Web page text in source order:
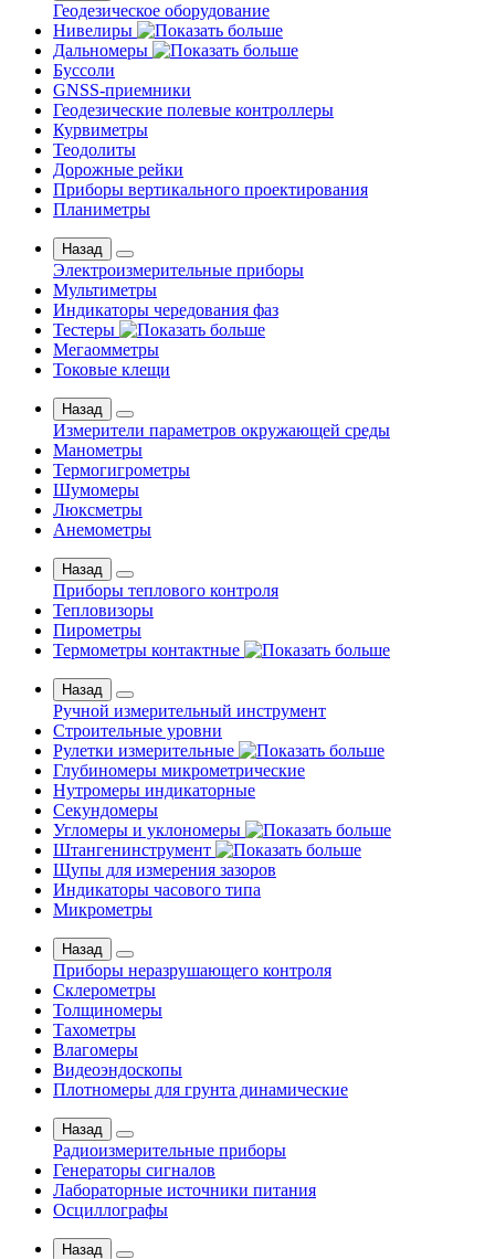
Геодезическое оборудование
Нивелиры
Дальномеры
Буссоли
GNSS-приемники
Геодезические полевые контроллеры
Курвиметры
Теодолиты
Дорожные рейки
Приборы вертикального проектирования
Планиметры
Назад
Электроизмерительные приборы
Мультиметры
Индикаторы чередования фаз
Тестеры
Мегаомметры
Токовые клещи
Назад
Измерители параметров окружающей среды
Манометры
Термогигрометры
Шумомеры
Люксметры
Анемометры
Назад
Приборы теплового контроля
Тепловизоры
Пирометры
Термометры контактные
Назад
Ручной измерительный инструмент
Строительные уровни
Рулетки измерительные
Глубиномеры микрометрические
Нутромеры индикаторные
Секундомеры
Угломеры и уклономеры
Штангенинструмент
Щупы для измерения зазоров
Индикаторы часового типа
Микрометры
Назад
Приборы неразрушающего контроля
Склерометры
Толщиномеры
Тахометры
Влагомеры
Видеоэндоскопы
Плотномеры для грунта динамические
Назад
Радиоизмерительные приборы
Генераторы сигналов
Лабораторные источники питания
Осциллографы
Назад